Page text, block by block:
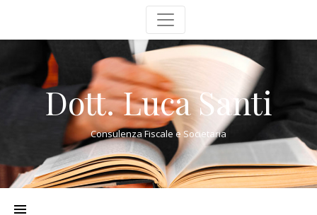
Dott. Luca Santi
Consulenza Fiscale e Societaria